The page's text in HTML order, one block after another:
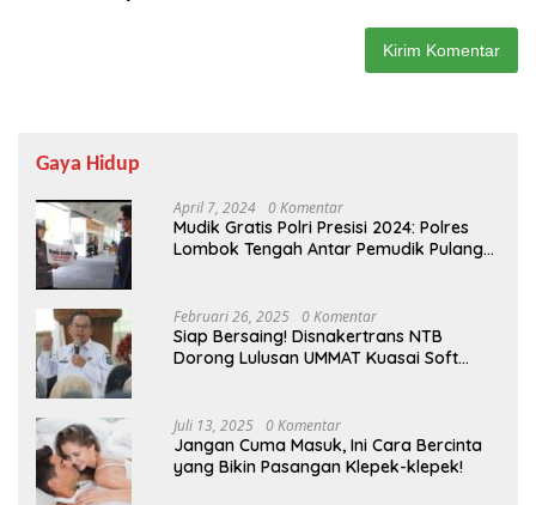
Gaya Hidup
April 7, 2024 0 Komentar
Mudik Gratis Polri Presisi 2024: Polres
Lombok Tengah Antar Pemudik Pulang
Februari 26, 2025 0 Komentar
Siap Bersaing! Disnakertrans NTB
Dorong Lulusan UMMAT Kuasai Soft
Juli 13, 2025 0 Komentar
Jangan Cuma Masuk, Ini Cara Bercinta
yang Bikin Pasangan Klepek-klepek!